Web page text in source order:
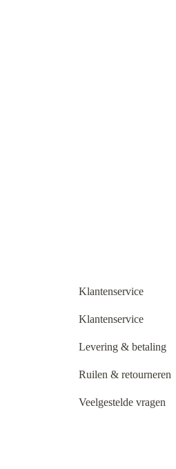
Klantenservice
Klantenservice
Levering & betaling
Ruilen & retourneren
Veelgestelde vragen